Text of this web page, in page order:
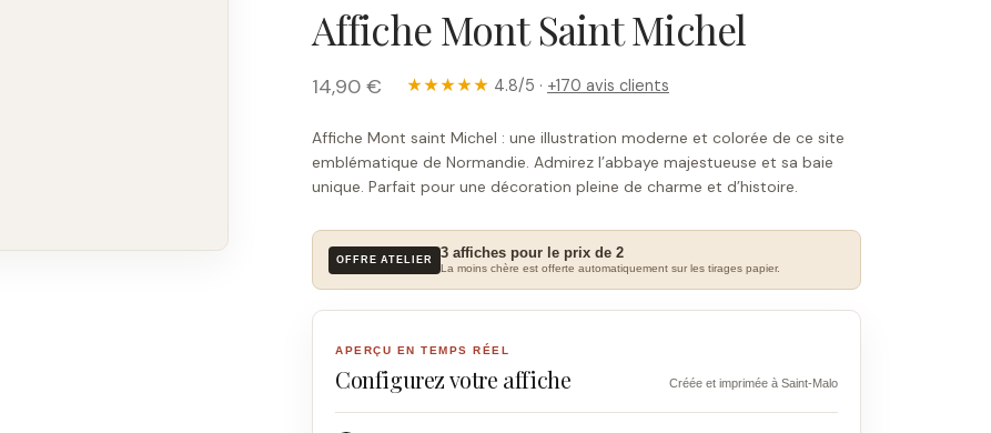
Affiche Mont Saint Michel
14,90 € ★★★★★ 4.8/5 · +170 avis clients
Affiche Mont saint Michel : une illustration moderne et colorée de ce site
emblématique de Normandie. Admirez l’abbaye majestueuse et sa baie
unique. Parfait pour une décoration pleine de charme et d’histoire.
OFFRE ATELIER 3 affiches pour le prix de 2
La moins chère est offerte automatiquement sur les tirages papier.
APERÇU EN TEMPS RÉEL
Configurez votre affiche Créée et imprimée à Saint-Malo